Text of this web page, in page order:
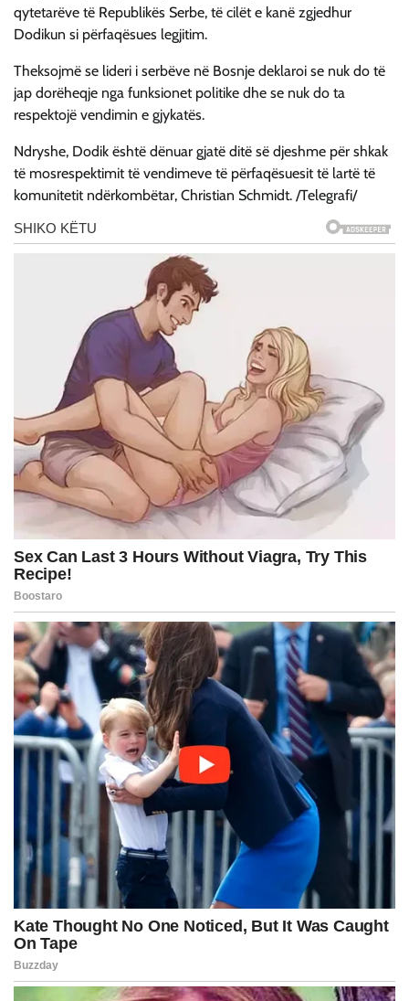
qytetarëve të Republikës Serbe, të cilët e kanë zgjedhur
Dodikun si përfaqësues legjitim.
Theksojmë se lideri i serbëve në Bosnje deklaroi se nuk do të
jap dorëheqje nga funksionet politike dhe se nuk do ta
respektojë vendimin e gjykatës.
Ndryshe, Dodik është dënuar gjatë ditë së djeshme për shkak
të mosrespektimit të vendimeve të përfaqësuesit të lartë të
komunitetit ndërkombëtar, Christian Schmidt. /Telegrafi/